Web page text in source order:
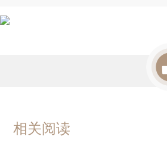
相关阅读